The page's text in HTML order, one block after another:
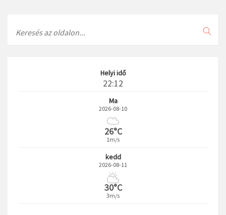
Helyi idő
22:12
Ma
2026-08-10
26°C
1m/s
kedd
2026-08-11
30°C
3m/s